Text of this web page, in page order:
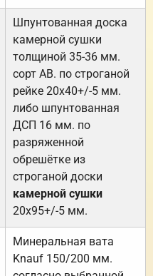
Шпунтованная доска
камерной сушки
толщиной 35-36 мм.
сорт АВ. по строганой
рейке 20х40+/-5 мм.
либо шпунтованная
ДСП 16 мм. по
разряженной
обрешётке из
строганой доски
камерной сушки
20х95+/-5 мм.
Минеральная вата
Knauf 150/200 мм.